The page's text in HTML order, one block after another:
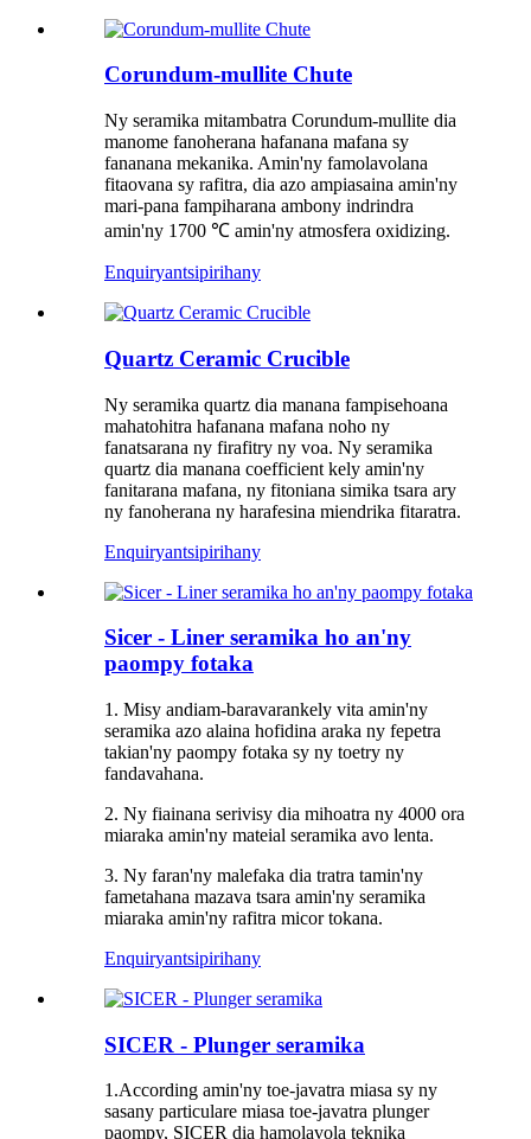
Corundum-mullite Chute
Ny seramika mitambatra Corundum-mullite dia
manome fanoherana hafanana mafana sy
fananana mekanika. Amin'ny famolavolana
fitaovana sy rafitra, dia azo ampiasaina amin'ny
mari-pana fampiharana ambony indrindra
amin'ny 1700 ℃ amin'ny atmosfera oxidizing.
Enquiryantsipirihany
Quartz Ceramic Crucible
Ny seramika quartz dia manana fampisehoana
mahatohitra hafanana mafana noho ny
fanatsarana ny firafitry ny voa. Ny seramika
quartz dia manana coefficient kely amin'ny
fanitarana mafana, ny fitoniana simika tsara ary
ny fanoherana ny harafesina miendrika fitaratra.
Enquiryantsipirihany
Sicer - Liner seramika ho an'ny
paompy fotaka
1. Misy andiam-baravarankely vita amin'ny
seramika azo alaina hofidina araka ny fepetra
takian'ny paompy fotaka sy ny toetry ny
fandavahana.
2. Ny fiainana serivisy dia mihoatra ny 4000 ora
miaraka amin'ny mateial seramika avo lenta.
3. Ny faran'ny malefaka dia tratra tamin'ny
fametahana mazava tsara amin'ny seramika
miaraka amin'ny rafitra micor tokana.
Enquiryantsipirihany
SICER - Plunger seramika
1.According amin'ny toe-javatra miasa sy ny
sasany particulare miasa toe-javatra plunger
paompy, SICER dia hamolavola teknika